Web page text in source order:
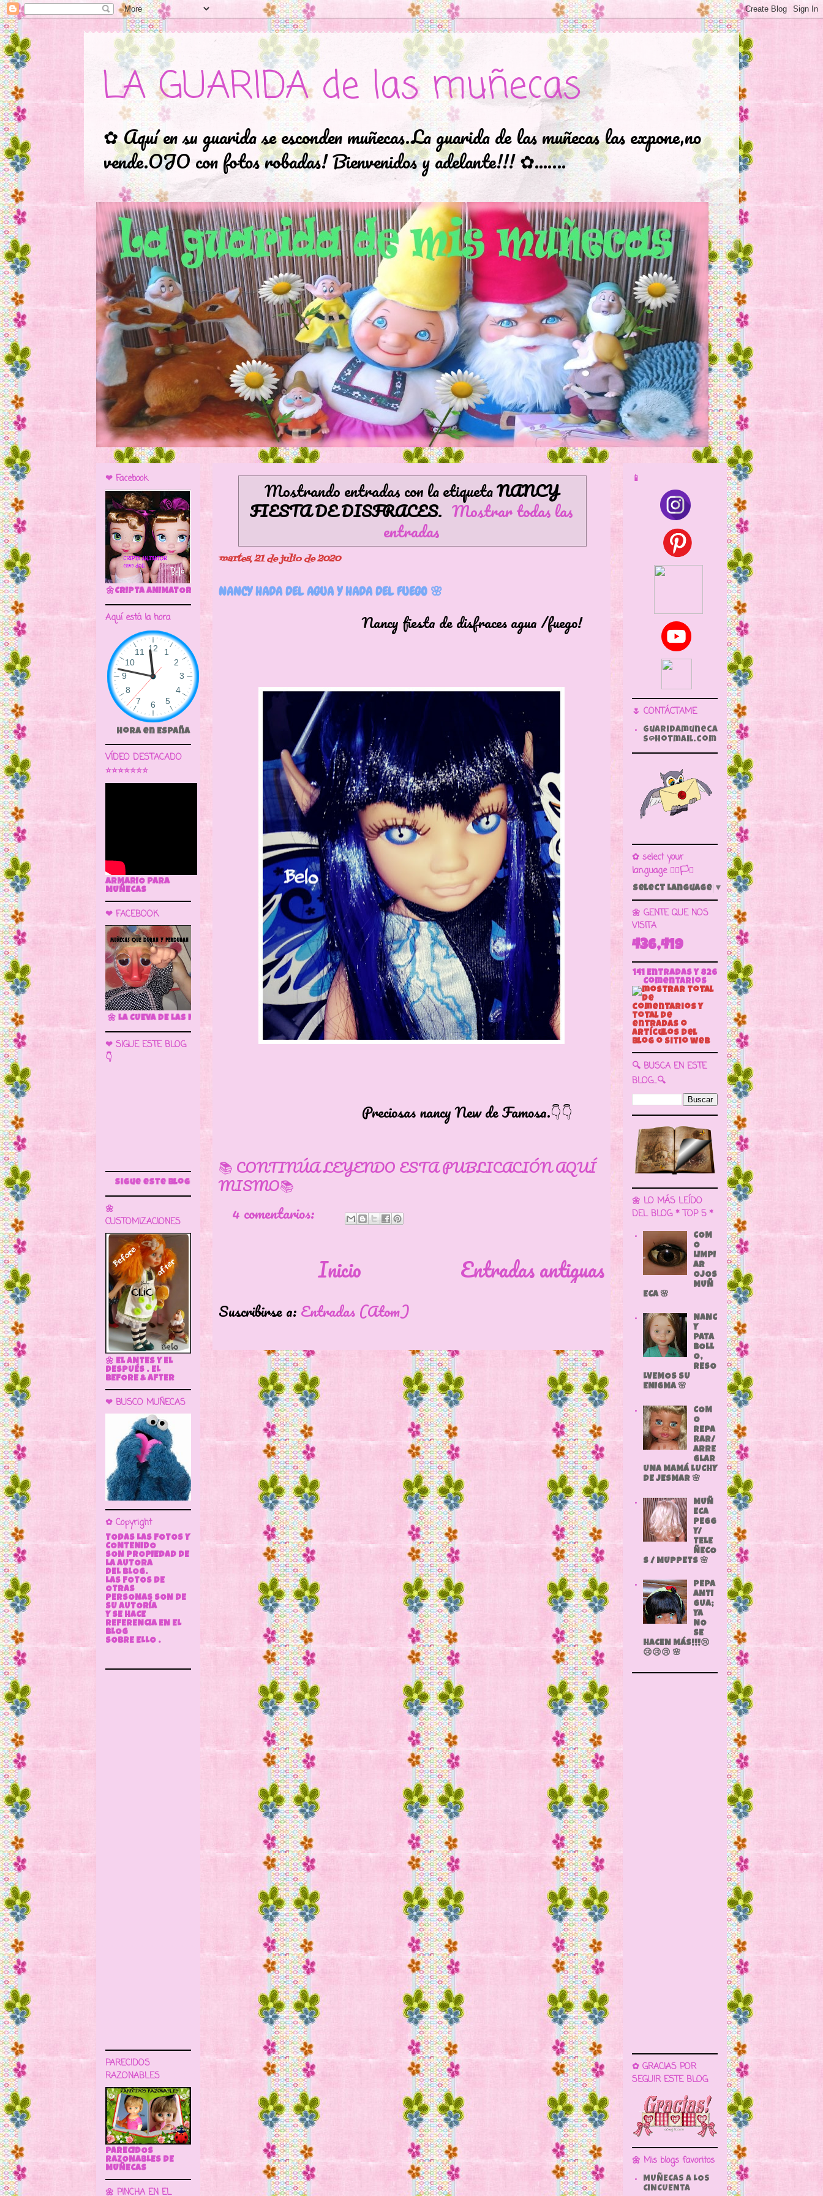
LA GUARIDA de las muñecas
✿ Aquí en su guarida se esconden muñecas.La guarida de las muñecas las expone,no
vende.OJO con fotos robadas! Bienvenidos y adelante!!! ✿...….
Mostrando entradas con la etiquetaNANCY
FIESTA DE DISFRACES. Mostrar todas las
entradas
martes, 21 de julio de 2020
NANCY HADA DEL AGUA Y HADA DEL FUEGO 🌸
Nancy fiesta de disfraces agua /fuego!
Preciosas nancy New de Famosa.👇👇
📚 CONTINÚA LEYENDO ESTA PUBLICACIÓN AQUÍ
MISMO📚
4 comentarios:
Entradas antiguas
Inicio
Suscribirse a: Entradas (Atom)
❤ Facebook
🌼CRIPTA ANIMATOR CAVE DOLL
Aquí está la hora
Hora en España
VÍDEO DESTACADO
⭐⭐⭐⭐⭐⭐⭐
ARMARIO PARA
MUÑECAS
❤ FACEBOOK
🌼 LA CUEVA DE LAS MUÑECAS
❤ SIGUE ESTE BLOG
👇
Sigue este blog para más información
🌼
CUSTOMIZACIONES
🌼 EL ANTES Y EL
DESPUÉS . EL
BEFORE & AFTER
❤ BUSCO MUÑECAS
✿ Copyright
TODAS LAS FOTOS Y
CONTENIDO
SON PROPIEDAD DE
LA AUTORA
DEL BLOG.
LAS FOTOS DE
OTRAS
PERSONAS SON DE
SU AUTORÍA
Y SE HACE
REFERENCIA EN EL
BLOG
SOBRE ELLO .
PARECIDOS
RAZONABLES
PARECIDOS
RAZONABLES DE
MUÑECAS
🌼 PINCHA EN EL
📱
🌷 CONTÁCTAME
guaridamuneca
s@hotmail.com
✿ select your
language 🏳️‍🌈🏳️🏁
Select Language ▼
🌼 GENTE QUE NOS
VISITA
436,419
141 Entradas y 826
Comentarios
🔍 BUSCA EN ESTE
BLOG...🔍
🌼 LO MÁS LEÍDO
DEL BLOG * TOP 5 *
COM
O
LIMPI
AR
OJOS
MUÑ
ECA 🌸
NANC
Y
PATA
BOLL
O,
RESO
LVEMOS SU
ENIGMA 🌸
COM
O
REPA
RAR/
ARRE
GLAR
UNA MAMÁ LUCHY
DE JESMAR 🌸
MUÑ
ECA
PEGG
Y/
TELE
ÑECO
S / MUPPETS 🌸
PEPA
ANTI
GUA;
YA
NO
SE
HACEN MÁS!!!😢
😢😢😢 🌸
✿ GRACIAS POR
SEGUIR ESTE BLOG
🌼 Mis blogs favoritos
MUÑECAS A LOS
CINCUENTA